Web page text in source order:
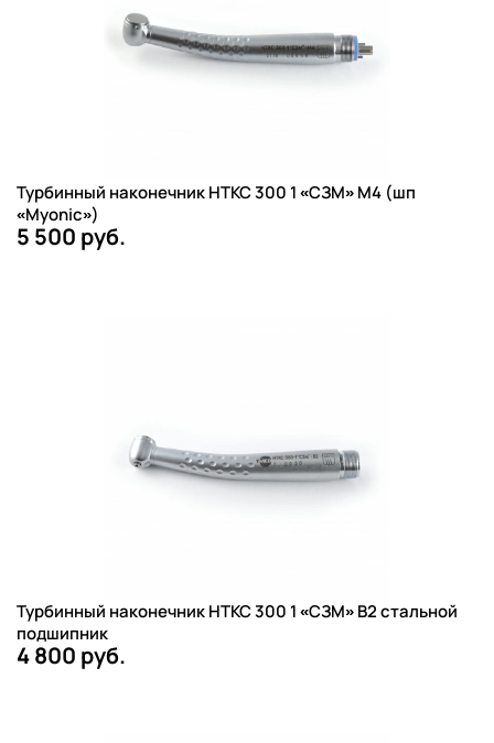
Турбинный наконечник НТКС 300 1 «СЗМ» М4 (шп
«Myonic»)
5 500 руб.
Турбинный наконечник НТКС 300 1 «СЗМ» B2 стальной
подшипник
4 800 руб.